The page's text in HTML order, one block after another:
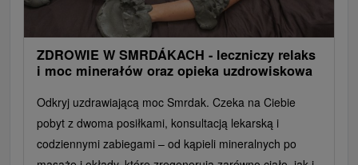
ZDROWIE W SMRDÁKACH - leczniczy relaks
i moc minerałów oraz opieka uzdrowiskowa
Odkryj uzdrawiającą moc Smrdak. Czeka na Ciebie
pobyt z dwoma posiłkami, konsultacją lekarską i
codziennymi zabiegami – od kąpieli mineralnych po